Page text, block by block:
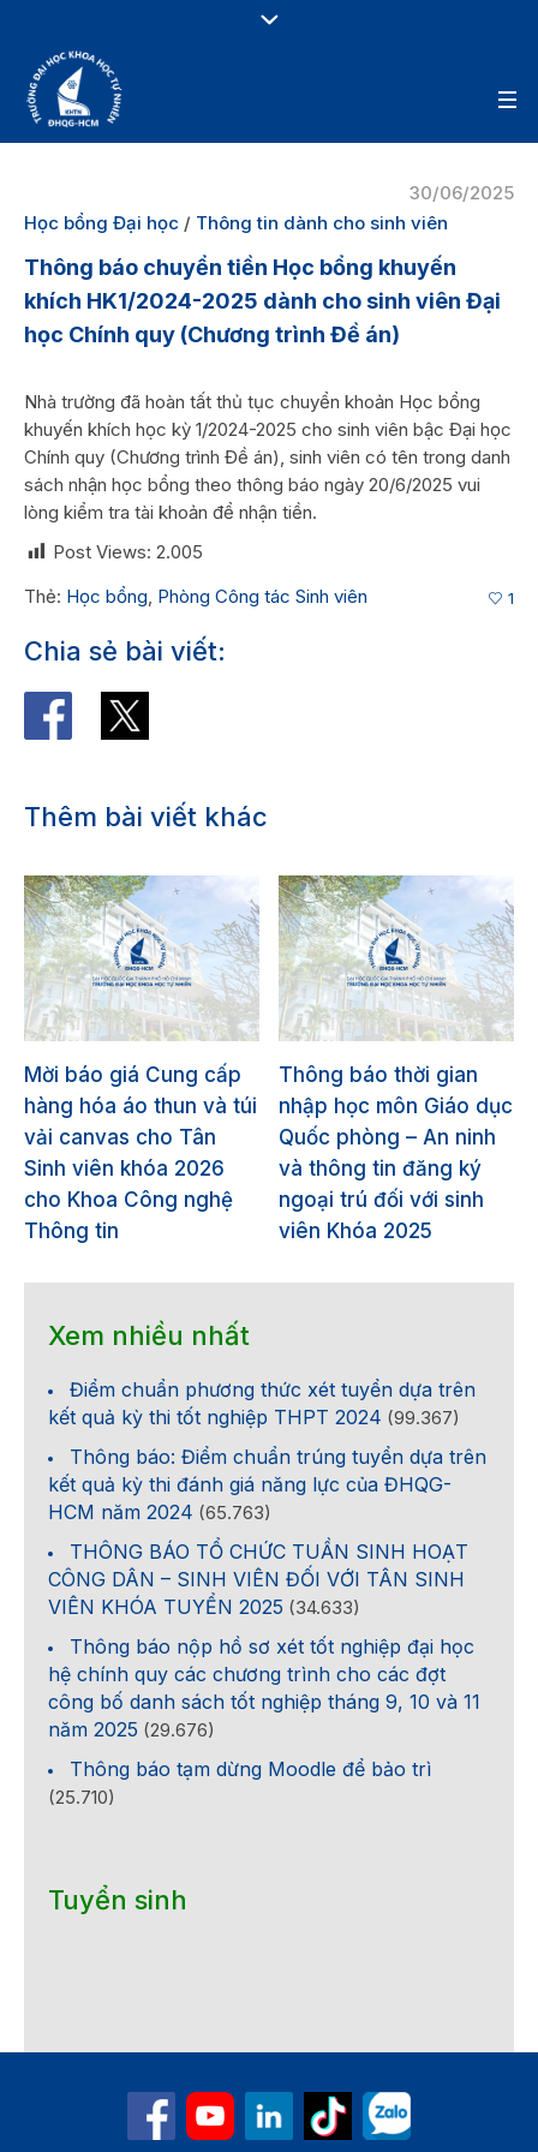
30/06/2025
Học bổng Đại học / Thông tin dành cho sinh viên
Thông báo chuyển tiền Học bổng khuyến
khích HK1/2024-2025 dành cho sinh viên Đại
học Chính quy (Chương trình Đề án)
Nhà trường đã hoàn tất thủ tục chuyển khoản Học bổng
khuyến khích học kỳ 1/2024-2025 cho sinh viên bậc Đại học
Chính quy (Chương trình Đề án), sinh viên có tên trong danh
sách nhận học bổng theo thông báo ngày 20/6/2025 vui
lòng kiểm tra tài khoản để nhận tiền.
Post Views: 2.005
Thẻ: Học bổng, Phòng Công tác Sinh viên 1
Chia sẻ bài viết:
Thêm bài viết khác
Mời báo giá Cung cấp
hàng hóa áo thun và túi
vải canvas cho Tân
Sinh viên khóa 2026
cho Khoa Công nghệ
Thông tin
Thông báo thời gian
nhập học môn Giáo dục
Quốc phòng – An ninh
và thông tin đăng ký
ngoại trú đối với sinh
viên Khóa 2025
Xem nhiều nhất
Điểm chuẩn phương thức xét tuyển dựa trên
kết quả kỳ thi tốt nghiệp THPT 2024 (99.367)
Thông báo: Điểm chuẩn trúng tuyển dựa trên
kết quả kỳ thi đánh giá năng lực của ĐHQG-
HCM năm 2024 (65.763)
THÔNG BÁO TỔ CHỨC TUẦN SINH HOẠT
CÔNG DÂN – SINH VIÊN ĐỐI VỚI TÂN SINH
VIÊN KHÓA TUYỂN 2025 (34.633)
Thông báo nộp hồ sơ xét tốt nghiệp đại học
hệ chính quy các chương trình cho các đợt
công bố danh sách tốt nghiệp tháng 9, 10 và 11
năm 2025 (29.676)
Thông báo tạm dừng Moodle để bảo trì
(25.710)
Tuyển sinh